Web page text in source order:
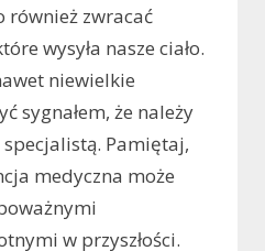
również zwracać
wysyła nasze ciało.
niewielkie
sygnałem, że należy
Pamiętaj,
medyczna może
w przyszłości.